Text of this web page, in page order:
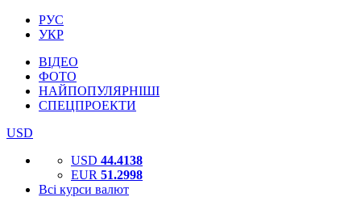
РУС
УКР
ВІДЕО
ФОТО
НАЙПОПУЛЯРНІШІ
СПЕЦПРОЕКТИ
USD
USD 44.4138
EUR 51.2998
Всі курси валют